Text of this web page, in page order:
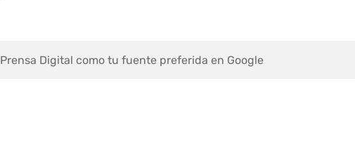
Digital como tu fuente preferida en Google